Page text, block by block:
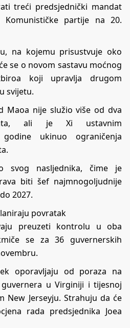
treći predsjednički mandat
Komunističke partije na 20.
na kojemu prisustvuje oko
se o novom sastavu moćnog
koji upravlja drugom
svijetu.
Maoa nije služio više od dva
ali je Xi ustavnim
ukinuo ograničenja
svog nasljednika, čime je
biti šef najmnogoljudnije
2027.
povratak
preuzeti kontrolu u oba
se za 36 guvernerskih
oporavljaju od poraza na
u Virginiji i tijesnoj
New Jerseyju. Strahuju da će
rada predsjednika Joea